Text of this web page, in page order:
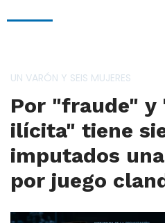
UN VARÓN Y SEIS MUJERES
Por "fraude" y
ilícita" tiene
imputados
por juego